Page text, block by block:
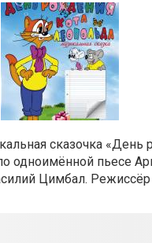
сказочка «День
одноимённой пьесе
Цимбал.